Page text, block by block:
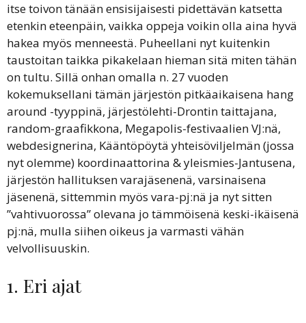
itse toivon tänään ensisijaisesti pidettävän katsetta
etenkin eteenpäin, vaikka oppeja voikin olla aina hyvä
hakea myös menneestä. Puheellani nyt kuitenkin
taustoitan taikka pikakelaan hieman sitä miten tähän
on tultu. Sillä onhan omalla n. 27 vuoden
kokemuksellani tämän järjestön pitkäaikaisena hang
around -tyyppinä, järjestölehti-Drontin taittajana,
random-graafikkona, Megapolis-festivaalien VJ:nä,
webdesignerina, Kääntöpöytä yhteisöviljelmän (jossa
nyt olemme) koordinaattorina & yleismies-Jantusena,
järjestön hallituksen varajäsenenä, varsinaisena
jäsenenä, sittemmin myös vara-pj:nä ja nyt sitten
”vahtivuorossa” olevana jo tämmöisenä keski-ikäisenä
pj:nä, mulla siihen oikeus ja varmasti vähän
velvollisuuskin.
1. Eri ajat